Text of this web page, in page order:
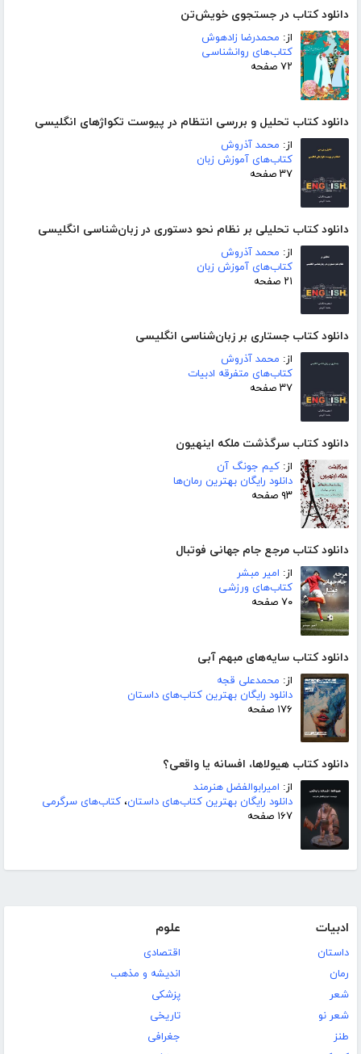
دانلود کتاب در جستجوی خویش‌تن
از: محمدرضا زادهوش
کتاب‌های روانشناسی
۷۲ صفحه
دانلود کتاب تحلیل و بررسی انتظام در پیوست تکواژهای انگلیسی
از: محمد آذروش
کتاب‌های آموزش زبان
۳۷ صفحه
دانلود کتاب تحلیلی بر نظام نحو دستوری در زبان‌شناسی انگلیسی
از: محمد آذروش
کتاب‌های آموزش زبان
۲۱ صفحه
دانلود کتاب جستاری بر زبان‌شناسی انگلیسی
از: محمد آذروش
کتاب‌های متفرقه ادبیات
۳۷ صفحه
دانلود کتاب سرگذشت ملکه اینهیون
از: کیم جونگ آن
دانلود رایگان بهترین رمان‌ها
۹۳ صفحه
دانلود کتاب مرجع جام جهانی فوتبال
از: امیر مبشر
کتاب‌های ورزشی
۷۰ صفحه
دانلود کتاب سایه‌های مبهم آبی
از: محمدعلی قجه
دانلود رایگان بهترین کتاب‌های داستان
۱۷۶ صفحه
دانلود کتاب هیولاها، افسانه یا واقعی؟
از: امیرابوالفضل هنرمند
دانلود رایگان بهترین کتاب‌های داستان، کتاب‌های سرگرمی
۱۶۷ صفحه
ادبیات
داستان
رمان
شعر
شعر نو
طنز
علوم
اقتصادی
اندیشه و مذهب
پزشکی
تاریخی
جغرافی